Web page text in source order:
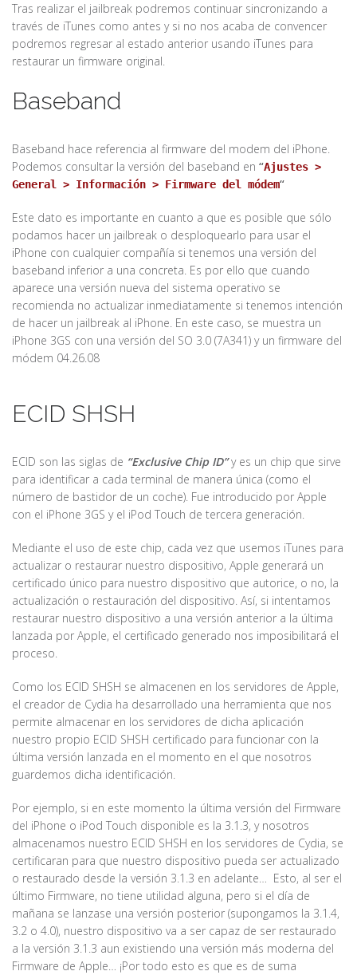
Tras realizar el jailbreak podremos continuar sincronizando a
través de iTunes como antes y si no nos acaba de convencer
podremos regresar al estado anterior usando iTunes para
restaurar un firmware original.
Baseband
Baseband hace referencia al firmware del modem del iPhone.
Podemos consultar la versión del baseband en “Ajustes >
General > Información > Firmware del módem“
Este dato es importante en cuanto a que es posible que sólo
podamos hacer un jailbreak o desploquearlo para usar el
iPhone con cualquier compañía si tenemos una versión del
baseband inferior a una concreta. Es por ello que cuando
aparece una versión nueva del sistema operativo se
recomienda no actualizar inmediatamente si tenemos intención
de hacer un jailbreak al iPhone. En este caso, se muestra un
iPhone 3GS con una versión del SO 3.0 (7A341) y un firmware del
módem 04.26.08
ECID SHSH
ECID son las siglas de “Exclusive Chip ID”y es un chip que sirve
para identificar a cada terminal de manera única (como el
número de bastidor de un coche). Fue introducido por Apple
con el iPhone 3GS y el iPod Touch de tercera generación.
Mediante el uso de este chip, cada vez que usemos iTunes para
actualizar o restaurar nuestro dispositivo, Apple generará un
certificado único para nuestro dispositivo que autorice, o no, la
actualización o restauración del dispositivo. Así, si intentamos
restaurar nuestro dispositivo a una versión anterior a la última
lanzada por Apple, el certificado generado nos imposibilitará el
proceso.
Como los ECID SHSH se almacenen en los servidores de Apple,
el creador de Cydia ha desarrollado una herramienta que nos
permite almacenar en los servidores de dicha aplicación
nuestro propio ECID SHSH certificado para funcionar con la
última versión lanzada en el momento en el que nosotros
guardemos dicha identificación.
Por ejemplo, si en este momento la última versión del Firmware
del iPhone o iPod Touch disponible es la 3.1.3, y nosotros
almacenamos nuestro ECID SHSH en los servidores de Cydia, se
certificaran para que nuestro dispositivo pueda ser actualizado
o restaurado desde la versión 3.1.3 en adelante… Esto, al ser el
último Firmware, no tiene utilidad alguna, pero si el día de
mañana se lanzase una versión posterior (supongamos la 3.1.4,
3.2 o 4.0), nuestro dispositivo va a ser capaz de ser restaurado
a la versión 3.1.3 aun existiendo una versión más moderna del
Firmware de Apple… ¡Por todo esto es que es de suma